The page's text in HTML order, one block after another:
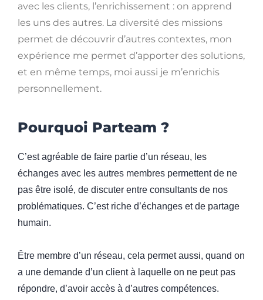
avec les clients, l’enrichissement : on apprend
les uns des autres. La diversité des missions
permet de découvrir d’autres contextes, mon
expérience me permet d’apporter des solutions,
et en même temps, moi aussi je m’enrichis
personnellement.
Pourquoi Parteam ?
C’est agréable de faire partie d’un réseau, les
échanges avec les autres membres permettent de ne
pas être isolé, de discuter entre consultants de nos
problématiques. C’est riche d’échanges et de partage
humain.
Être membre d’un réseau, cela permet aussi, quand on
a une demande d’un client à laquelle on ne peut pas
répondre, d’avoir accès à d’autres compétences.